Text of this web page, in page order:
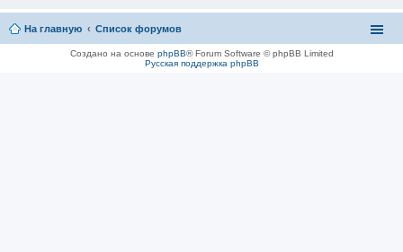
На главную Список форумов
Создано на основе phpBB® Forum Software © phpBB Limited
Русская поддержка phpBB